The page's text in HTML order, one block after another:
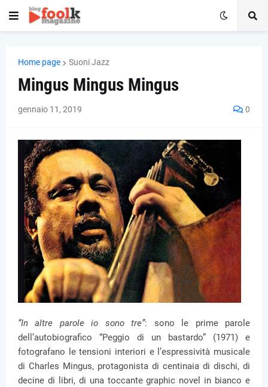
Home page Suoni Jazz
Mingus Mingus Mingus
gennaio 11, 2019 0
“In altre parole io sono tre”: sono le prime parole
dell’autobiografico “Peggio di un bastardo” (1971) e
fotografano le tensioni interiori e l’espressività musicale
di Charles Mingus, protagonista di centinaia di dischi, di
decine di libri, di una toccante graphic novel in bianco e